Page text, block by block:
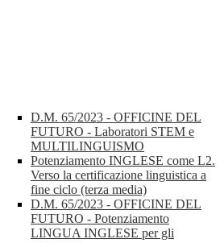
D.M. 65/2023 - OFFICINE DEL
FUTURO - Laboratori STEM e
MULTILINGUISMO
Potenziamento INGLESE come L2.
Verso la certificazione linguistica a
fine ciclo (terza media)
D.M. 65/2023 - OFFICINE DEL
FUTURO - Potenziamento
LINGUA INGLESE per gli